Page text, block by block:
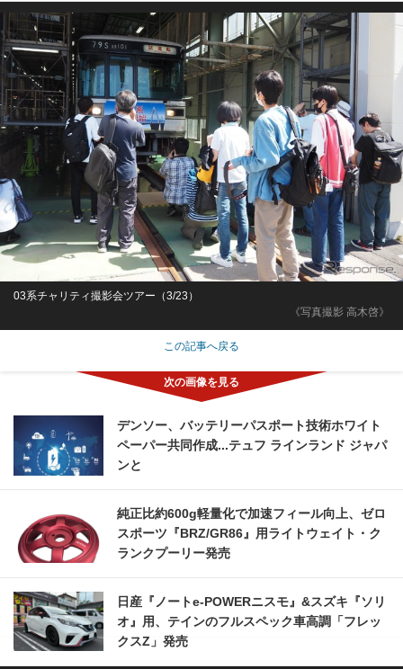
《写真撮影 高木啓》
03系チャリティ撮影会ツアー（3/23）
この記事へ戻る
デンソー、バッテリーパスポート技術ホワイト
ペーパー共同作成...テュフ ラインランド ジャパ
ンと
純正比約600g軽量化で加速フィール向上、ゼロ
スポーツ『BRZ/GR86』用ライトウェイト・ク
ランクプーリー発売
日産『ノートe-POWERニスモ』&スズキ『ソリ
オ』用、テインのフルスペック車高調「フレッ
クスZ」発売